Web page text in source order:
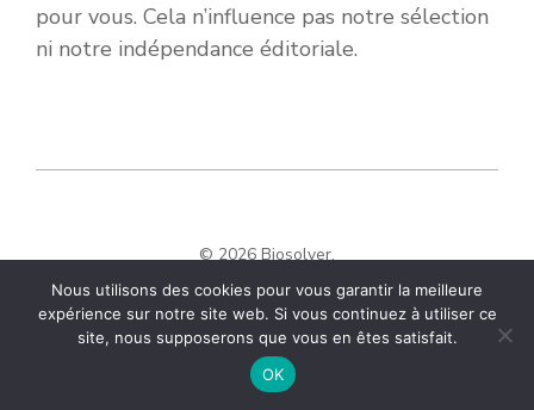
pour vous. Cela n’influence pas notre sélection
ni notre indépendance éditoriale.
© 2026 Biosolver.
Nous utilisons des cookies pour vous garantir la meilleure
expérience sur notre site web. Si vous continuez à utiliser ce
site, nous supposerons que vous en êtes satisfait.
OK